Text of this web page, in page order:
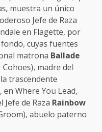
muestra un único
Jefe de Raza
en Flagette, por
cuyas fuentes
matrona Ballade
madre del
trascendente
en Where You Lead,
Jefe de Raza Rainbow
abuelo paterno